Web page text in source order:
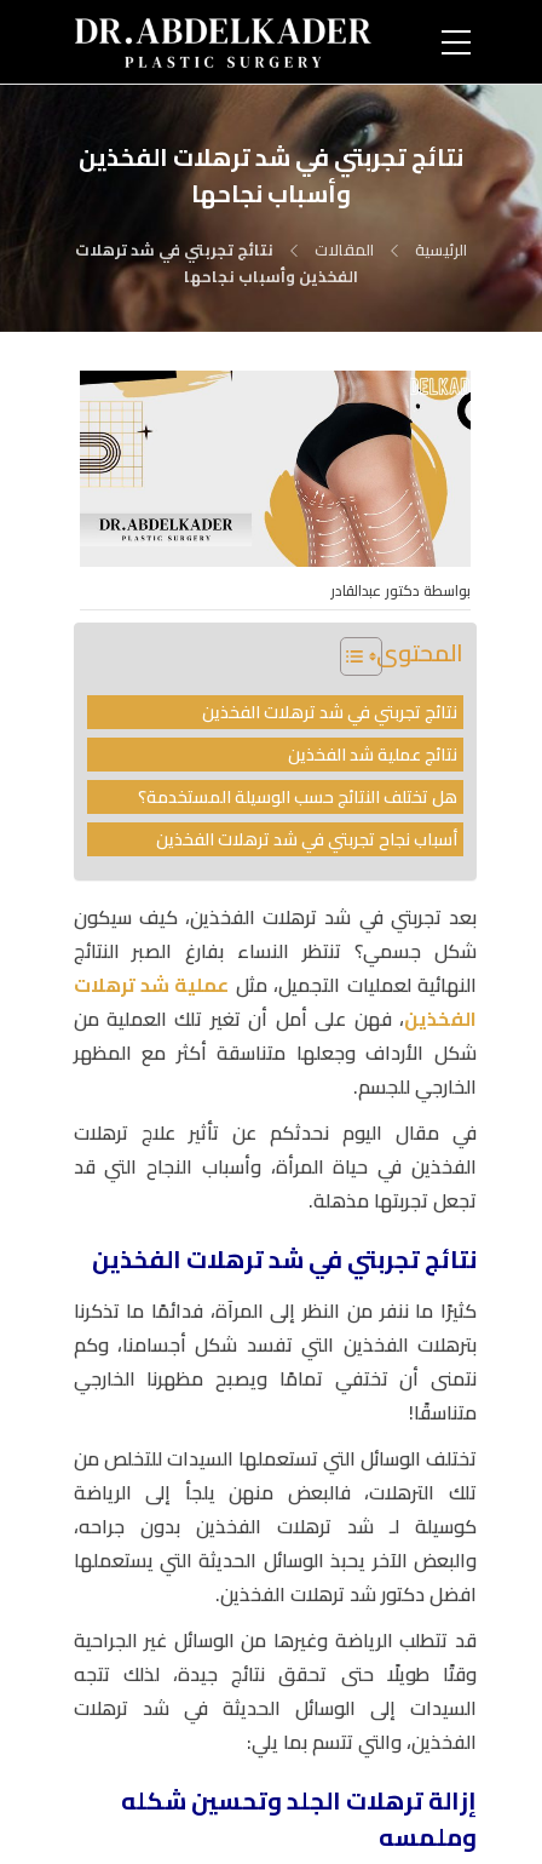
نتائج تجربتي في شد ترهلات الفخذين
وأسباب نجاحها
الرئيسية المقالات
نتائج تجربتي في شد ترهلات
الفخذين وأسباب نجاحها
بواسطة دكتور عبدالقادر
المحتوى
نتائج تجربتي في شد ترهلات الفخذين
نتائج عملية شد الفخذين
هل تختلف النتائج حسب الوسيلة المستخدمة؟
أسباب نجاح تجربتي في شد ترهلات الفخذين
بعد تجربتي في شد ترهلات الفخذين، كيف سيكون
شكل جسمي؟ تنتظر النساء بفارغ الصبر النتائج
النهائية لعمليات التجميل، مثل عملية شد ترهلات
الفخذين، فهن على أمل أن تغير تلك العملية من
شكل الأرداف وجعلها متناسقة أكثر مع المظهر
الخارجي للجسم.
في مقال اليوم نحدثكم عن تأثير علاج ترهلات
الفخذين في حياة المرأة، وأسباب النجاح التي قد
تجعل تجربتها مذهلة.
نتائج تجربتي في شد ترهلات الفخذين
كثيرًا ما ننفر من النظر إلى المرآة، فدائمًا ما تذكرنا
بترهلات الفخذين التي تفسد شكل أجسامنا، وكم
نتمنى أن تختفي تمامًا ويصبح مظهرنا الخارجي
متناسقًا!
تختلف الوسائل التي تستعملها السيدات للتخلص من
تلك الترهلات، فالبعض منهن يلجأ إلى الرياضة
كوسيلة لـ شد ترهلات الفخذين بدون جراحه،
والبعض الآخر يحبذ الوسائل الحديثة التي يستعملها
افضل دكتور شد ترهلات الفخذين.
قد تتطلب الرياضة وغيرها من الوسائل غير الجراحية
وقتًا طويلًا حتى تحقق نتائج جيدة، لذلك تتجه
السيدات إلى الوسائل الحديثة في شد ترهلات
الفخذين، والتي تتسم بما يلي:
إزالة ترهلات الجلد وتحسين شكله
وملمسه